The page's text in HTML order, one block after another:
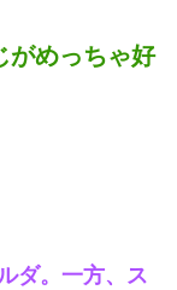
がめっちゃ好
ダ。一方、ス